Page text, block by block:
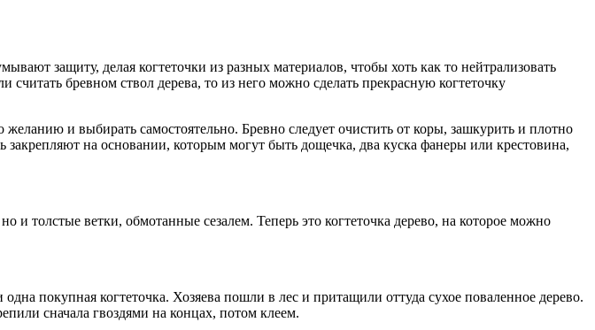
защиту, делая когтеточки из разных материалов, чтобы хоть как то нейтрализовать
бревном ствол дерева, то из него можно сделать прекрасную когтеточку
и выбирать самостоятельно. Бревно следует очистить от коры, зашкурить и плотно
закрепляют на основании, которым могут быть дощечка, два куска фанеры или крестовина,
и толстые ветки, обмотанные сезалем. Теперь это когтеточка дерево, на которое можно
покупная когтеточка. Хозяева пошли в лес и притащили оттуда сухое поваленное дерево.
сначала гвоздями на концах, потом клеем.